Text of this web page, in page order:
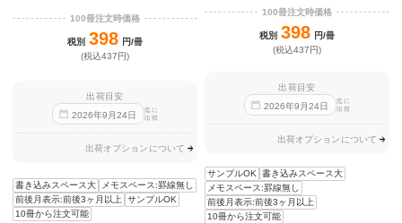
100冊注文時価格
税別 398 円/冊
(税込437円)
出荷目安
2026年9 月24日
迄に
出荷
出荷オプションについて
書き込みスペース大
メモスペース:罫線無し
前後月表示:前後3ヶ月以上
サンプルOK
10冊から注文可能
100冊注文時価格
税別 398 円/冊
(税込437円)
出荷目安
2026年9 月24日
迄に
出荷
出荷オプションについて
サンプルOK 書き込みスペース大
メモスペース:罫線無し
前後月表示:前後3ヶ月以上
10冊から注文可能